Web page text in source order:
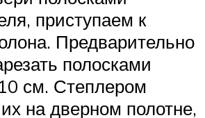
приступаем к
Предварительно
полосками
см. Степлером
на дверном полотне,